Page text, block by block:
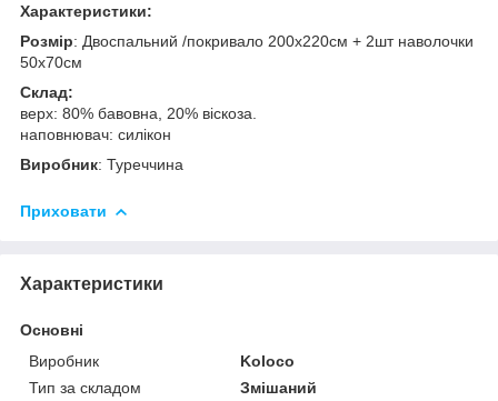
Характеристики:
Розмір: Двоспальний /покривало 200х220см + 2шт наволочки
50х70см
Склад:
верх: 80% бавовна, 20% віскоза.
наповнювач: силікон
Виробник: Туреччина
Приховати
Характеристики
Основні
Виробник
Koloco
Тип за складом
Змішаний